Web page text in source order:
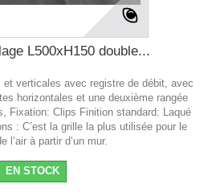
L500xH150 double...
verticales avec registre de débit, avec
horizontales et une deuxième rangée
Fixation: Clips Finition standard: Laqué
: C’est la grille la plus utilisée pour le
l’air à partir d’un mur.
EN STOCK